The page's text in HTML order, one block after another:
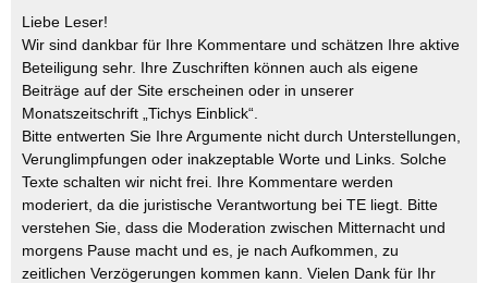
Liebe Leser!
Wir sind dankbar für Ihre Kommentare und schätzen Ihre aktive
Beteiligung sehr. Ihre Zuschriften können auch als eigene
Beiträge auf der Site erscheinen oder in unserer
Monatszeitschrift „Tichys Einblick“.
Bitte entwerten Sie Ihre Argumente nicht durch Unterstellungen,
Verunglimpfungen oder inakzeptable Worte und Links. Solche
Texte schalten wir nicht frei. Ihre Kommentare werden
moderiert, da die juristische Verantwortung bei TE liegt. Bitte
verstehen Sie, dass die Moderation zwischen Mitternacht und
morgens Pause macht und es, je nach Aufkommen, zu
zeitlichen Verzögerungen kommen kann. Vielen Dank für Ihr